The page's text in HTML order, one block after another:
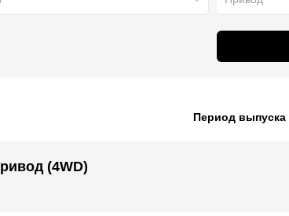
Период выпуска
(4WD)